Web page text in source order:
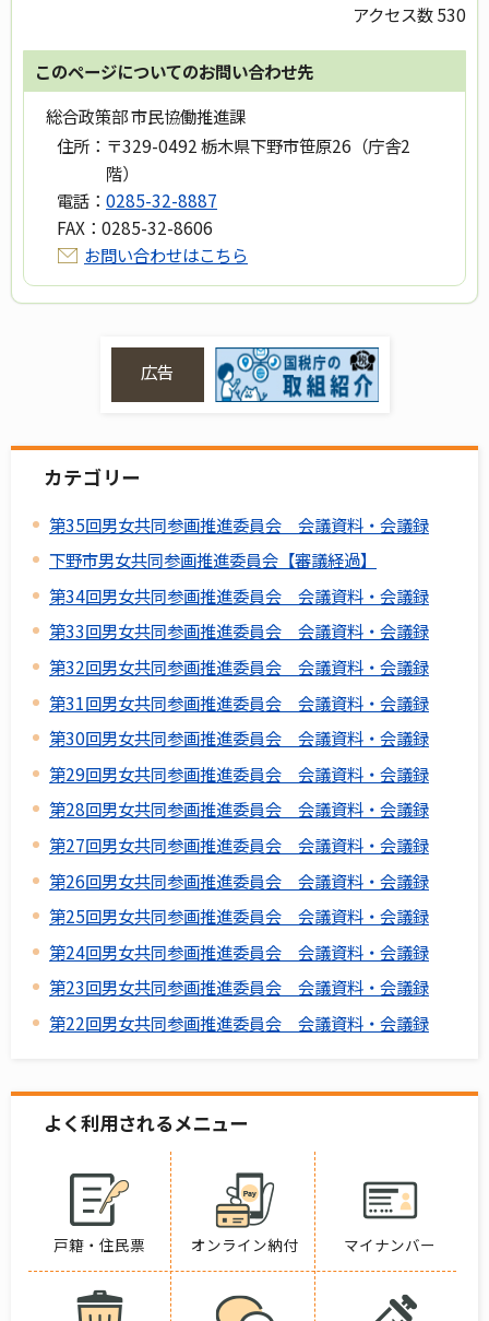
アクセス数530
このページについてのお問い合わせ先
総合政策部 市民協働推進課
住所： 〒329-0492 栃木県下野市笹原26（庁舎2
階）
電話： 0285-32-8887
FAX： 0285-32-8606
お問い合わせはこちら
広告
カテゴリー
第35回男女共同参画推進委員会 会議資料・会議録
下野市男女共同参画推進委員会【審議経過】
第34回男女共同参画推進委員会 会議資料・会議録
第33回男女共同参画推進委員会 会議資料・会議録
第32回男女共同参画推進委員会 会議資料・会議録
第31回男女共同参画推進委員会 会議資料・会議録
第30回男女共同参画推進委員会 会議資料・会議録
第29回男女共同参画推進委員会 会議資料・会議録
第28回男女共同参画推進委員会 会議資料・会議録
第27回男女共同参画推進委員会 会議資料・会議録
第26回男女共同参画推進委員会 会議資料・会議録
第25回男女共同参画推進委員会 会議資料・会議録
第24回男女共同参画推進委員会 会議資料・会議録
第23回男女共同参画推進委員会 会議資料・会議録
第22回男女共同参画推進委員会 会議資料・会議録
よく利用されるメニュー
戸籍・住民票 オンライン納付 マイナンバー